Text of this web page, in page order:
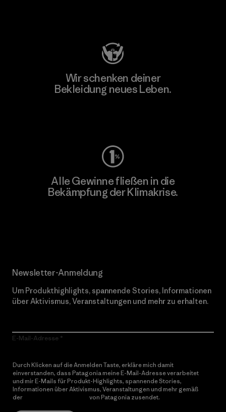
Wir schenken deiner
Bekleidung neues Leben.
Alle Gewinne fließen in die
Bekämpfung der Klimakrise.
Newsletter-Anmeldung
Um Produkthighlights, spannende Stories, Informationen
über Aktivismus, Veranstaltungen und mehr zu erhalten.
E-Mail-Adresse
Durch Klicken auf die Anmelden Taste, erkläre mich damit
einverstanden, dass Patagonia meine E-Mail-Adresse verarbeitet
und mir E-Mails für Produkt-Highlights, spannende Stories,
Informationen über Aktivismus, Veranstaltungen und mehr gemäß
der
von Patagonia zusendet.